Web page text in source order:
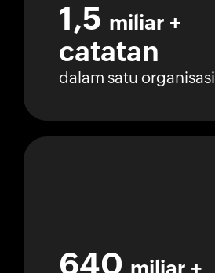
1,5 miliar +
catatan
dalam satu organisasi
640